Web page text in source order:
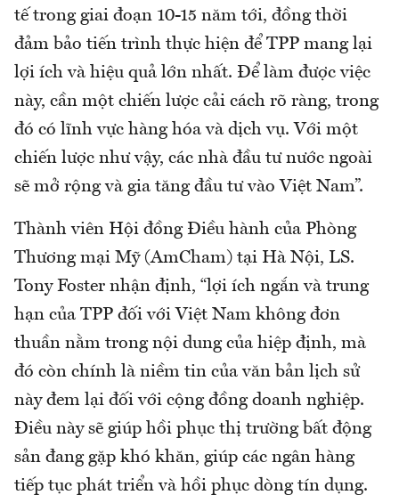
tế trong giai đoạn 10-15 năm tới, đồng thời
đảm bảo tiến trình thực hiện để TPP mang lại
lợi ích và hiệu quả lớn nhất. Để làm được việc
này, cần một chiến lược cải cách rõ ràng, trong
đó có lĩnh vực hàng hóa và dịch vụ. Với một
chiến lược như vậy, các nhà đầu tư nước ngoài
sẽ mở rộng và gia tăng đầu tư vào Việt Nam”.
Thành viên Hội đồng Điều hành của Phòng
Thương mại Mỹ (AmCham) tại Hà Nội, LS.
Tony Foster nhận định, “lợi ích ngắn và trung
hạn của TPP đối với Việt Nam không đơn
thuần nằm trong nội dung của hiệp định, mà
đó còn chính là niềm tin của văn bản lịch sử
này đem lại đối với cộng đồng doanh nghiệp.
Điều này sẽ giúp hồi phục thị trường bất động
sản đang gặp khó khăn, giúp các ngân hàng
tiếp tục phát triển và hồi phục dòng tín dụng.